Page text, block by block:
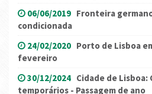
06/06/2019 Fronteira
condicionada
24/02/2020 Porto de Lisboa
fevereiro
30/12/2024 Cidade de
temporários - Passagem de ano